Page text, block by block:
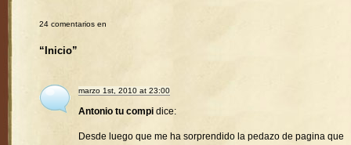
24 comentarios en
“Inicio”
marzo 1st, 2010 at 23:00
Antonio tu compi dice:
Desde luego que me ha sorprendido la pedazo de pagina que